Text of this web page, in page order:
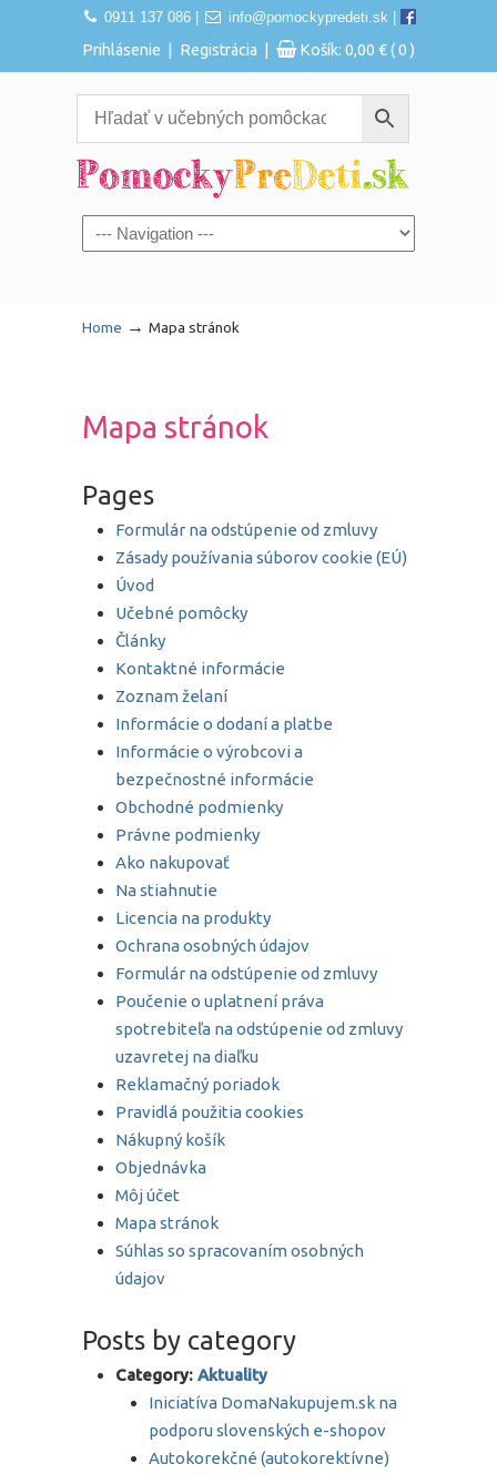
0911 137 086| info@pomockypredeti.sk
Prihlásenie | Registrácia | Košík: 0,00 €( 0 )
Navigation
Home → Mapa stránok
Mapa stránok
Pages
Formulár na odstúpenie od zmluvy
Zásady používania súborov cookie (EÚ)
Úvod
Učebné pomôcky
Články
Kontaktné informácie
Zoznam želaní
Informácie o dodaní a platbe
Informácie o výrobcovi a
bezpečnostné informácie
Obchodné podmienky
Právne podmienky
Ako nakupovať
Na stiahnutie
Licencia na produkty
Ochrana osobných údajov
Formulár na odstúpenie od zmluvy
Poučenie o uplatnení práva
spotrebiteľa na odstúpenie od zmluvy
uzavretej na diaľku
Reklamačný poriadok
Pravidlá použitia cookies
Nákupný košík
Objednávka
Môj účet
Mapa stránok
Súhlas so spracovaním osobných
údajov
Posts by category
Category: Aktuality
Iniciatíva DomaNakupujem.sk na
podporu slovenských e-shopov
Autokorekčné (autokorektívne)